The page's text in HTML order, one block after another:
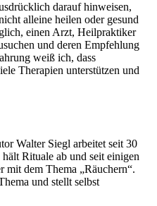
darauf hinweisen,
alleine heilen oder gesund
einen Arzt, Heilpraktiker
und deren Empfehlung
weiß ich, dass
Therapien unterstützen und
Walter Siegl arbeitet seit 30
Rituale ab und seit einigen
mit dem Thema „Räuchern“.
und stellt selbst